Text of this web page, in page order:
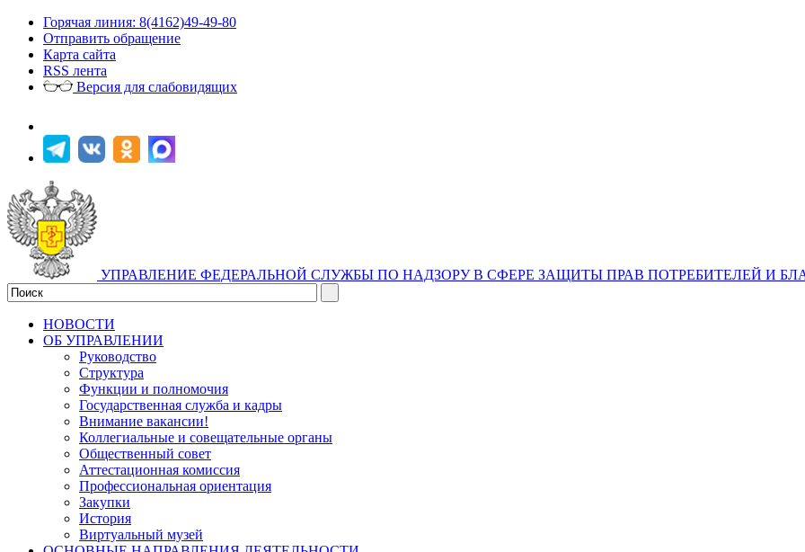
Горячая линия: 8(4162)49-49-80
Отправить обращение
Карта сайта
RSS лента
Версия для слабовидящих
УПРАВЛЕНИЕ ФЕДЕРАЛЬНОЙ СЛУЖБЫ ПО НАДЗОРУ В СФЕРЕ ЗАЩИТЫ ПРАВ ПОТРЕБИТЕЛЕЙ И
НОВОСТИ
ОБ УПРАВЛЕНИИ
Руководство
Структура
Функции и полномочия
Государственная служба и кадры
Внимание вакансии!
Коллегиальные и совещательные органы
Общественный совет
Аттестационная комиссия
Профессиональная ориентация
Закупки
История
Виртуальный музей